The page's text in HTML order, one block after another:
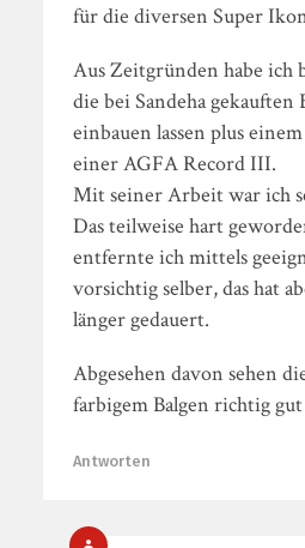
für die diversen Super
Aus Zeitgründen habe ich
die bei Sandeha gekauften
einbauen lassen plus
einer AGFA Record III.
Mit seiner Arbeit war ich
Das teilweise hart
entfernte ich mittels
vorsichtig selber, das hat
länger gedauert.
Abgesehen davon sehen
farbigem Balgen richtig gut
Antworten